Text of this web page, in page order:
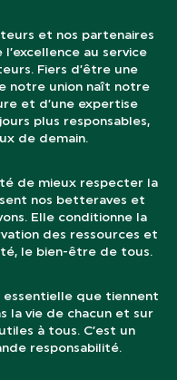
et nos partenaires
au service
Fiers d’être une
notre union naît notre
et d’une expertise
plus responsables,
de demain.
de mieux respecter la
nos betteraves et
Elle conditionne la
des ressources et
le bien-être de tous.
essentielle que tiennent
la vie de chacun et sur
à tous. C’est un
responsabilité.